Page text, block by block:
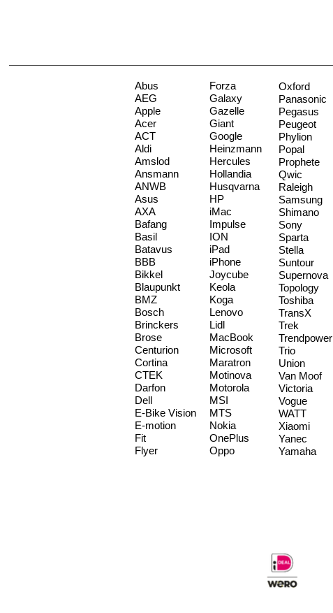
Abus
AEG
Apple
Acer
ACT
Aldi
Amslod
Ansmann
ANWB
Asus
AXA
Bafang
Basil
Batavus
BBB
Bikkel
Blaupunkt
BMZ
Bosch
Brinckers
Brose
Centurion
Cortina
CTEK
Darfon
Dell
E-Bike Vision
E-motion
Fit
Flyer
Forza
Galaxy
Gazelle
Giant
Google
Heinzmann
Hercules
Hollandia
Husqvarna
HP
iMac
Impulse
ION
iPad
iPhone
Joycube
Keola
Koga
Lenovo
Lidl
MacBook
Microsoft
Maratron
Motinova
Motorola
MSI
MTS
Nokia
OnePlus
Oppo
Oxford
Panasonic
Pegasus
Peugeot
Phylion
Popal
Prophete
Qwic
Raleigh
Samsung
Shimano
Sony
Sparta
Stella
Suntour
Supernova
Topology
Toshiba
TransX
Trek
Trendpower
Trio
Union
Van Moof
Victoria
Vogue
WATT
Xiaomi
Yanec
Yamaha